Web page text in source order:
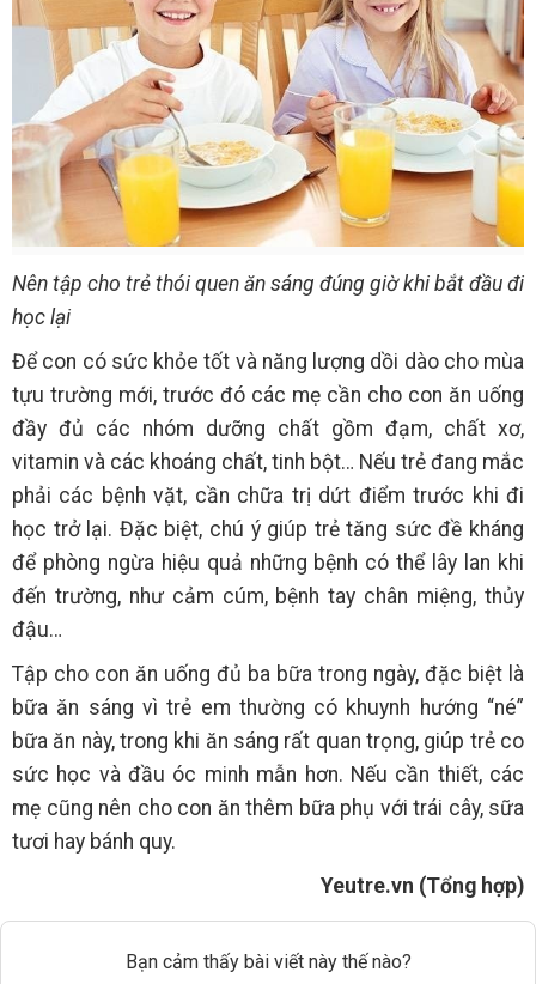
Nên tập cho trẻ thói quen ăn sáng đúng giờ khi bắt đầu đi
học lại
Để con có sức khỏe tốt và năng lượng dồi dào cho mùa
tựu trường mới, trước đó các mẹ cần cho con ăn uống
đầy đủ các nhóm dưỡng chất gồm đạm, chất xơ,
vitamin và các khoáng chất, tinh bột… Nếu trẻ đang mắc
phải các bệnh vặt, cần chữa trị dứt điểm trước khi đi
học trở lại. Đặc biệt, chú ý giúp trẻ tăng sức đề kháng
để phòng ngừa hiệu quả những bệnh có thể lây lan khi
đến trường, như cảm cúm, bệnh tay chân miệng, thủy
đậu…
Tập cho con ăn uống đủ ba bữa trong ngày, đặc biệt là
bữa ăn sáng vì trẻ em thường có khuynh hướng “né”
bữa ăn này, trong khi ăn sáng rất quan trọng, giúp trẻ co
sức học và đầu óc minh mẫn hơn. Nếu cần thiết, các
mẹ cũng nên cho con ăn thêm bữa phụ với trái cây, sữa
tươi hay bánh quy.
Yeutre.vn (Tổng hợp)
Bạn cảm thấy bài viết này thế nào?